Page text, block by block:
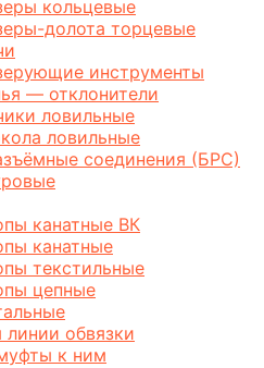
кольцевые
долота торцевые
инструменты
— отклонители
ловильные
ловильные
соединения (БРС)
канатные ВК
канатные
текстильные
цепные
обвязки
к ним